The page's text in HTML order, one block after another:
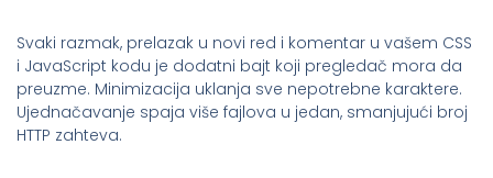
Svaki razmak, prelazak u novi red i komentar u vašem CSS
i JavaScript kodu je dodatni bajt koji pregledač mora da
preuzme. Minimizacija uklanja sve nepotrebne karaktere.
Ujednačavanje spaja više fajlova u jedan, smanjujući broj
HTTP zahteva.